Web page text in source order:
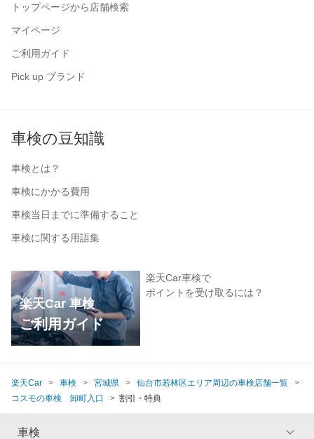
トップページから店舗検索
マイページ
ご利用ガイド
Pick up ブランド
車検の豆知識
車検とは？
車検にかかる費用
車検当日までに準備すること
車検に関する用語集
楽天Car 車検
ご利用ガイド
楽天Car車検で
ポイントを受け取るには？
楽天Car 車検 宮城県
仙台市若林区エリア周辺の車検店舗一覧
コスモの車検 卸町入口
割引・特典
車検